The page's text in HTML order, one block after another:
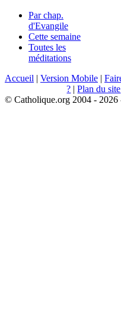
Par chap.
d'Evangile
Cette semaine
Toutes les
méditations
Accueil | Version Mobile |
? |Plan du site
© Catholique.org 2004 - 2026